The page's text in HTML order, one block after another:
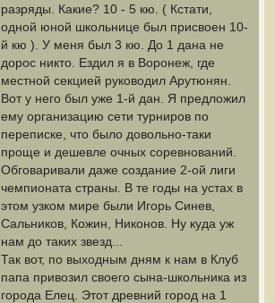
разряды. Какие? 10 - 5 кю. ( Кстати,
одной юной школьнице был присвоен 10-
й кю ). У меня был 3 кю. До 1 дана не
дорос никто. Ездил я в Воронеж, где
местной секцией руководил Арутюнян.
Вот у него был уже 1-й дан. Я предложил
ему организацию сети турниров по
переписке, что было довольно-таки
проще и дешевле очных соревнований.
Обговаривали даже создание 2-ой лиги
чемпионата страны. В те годы на устах в
этом узком мире были Игорь Синев,
Сальников, Кожин, Никонов. Ну куда уж
нам до таких звезд...
Так вот, по выходным дням к нам в Клуб
папа привозил своего сына-школьника из
города Елец. Этот древний город на 1